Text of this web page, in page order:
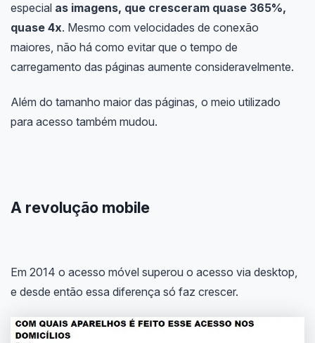
especial as imagens, que cresceram quase 365%,
quase 4x. Mesmo com velocidades de conexão
maiores, não há como evitar que o tempo de
carregamento das páginas aumente consideravelmente.
Além do tamanho maior das páginas, o meio utilizado
para acesso também mudou.
A revolução mobile
Em 2014 o acesso móvel superou o acesso via desktop,
e desde então essa diferença só faz crescer.